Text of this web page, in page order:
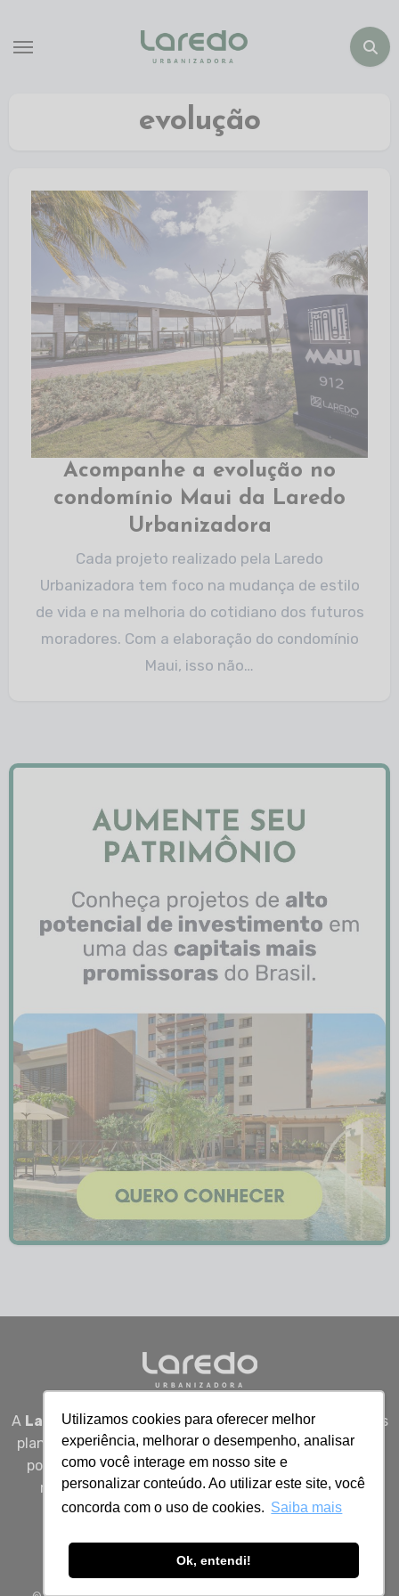
Utilizamos cookies para oferecer melhor
experiência, melhorar o desempenho, analisar
como você interage em nosso site e
personalizar conteúdo. Ao utilizar este site, você
concorda com o uso de cookies. Saiba mais
Ok, entendi!
evolução
Acompanhe a evolução no
condomínio Maui da Laredo
Urbanizadora
Cada projeto realizado pela Laredo
Urbanizadora tem foco na mudança de estilo
de vida e na melhoria do cotidiano dos futuros
moradores. Com a elaboração do condomínio
Maui, isso não…
A Laredo Urbanizadora desenvolve empreendimentos
planejados em Sergipe, unindo qualidade, segurança e
potencial real de valorização para quem busca viver
melhor, investir bem e construir patrimônio com
inteligência.